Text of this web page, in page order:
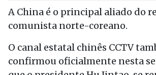
A China é o principal aliado do
comunista norte-coreano.
O canal estatal chinês CCTV
confirmou oficialmente nesta